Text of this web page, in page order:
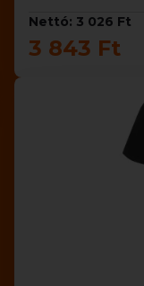
Nettó: 3 026 Ft
3 843 Ft